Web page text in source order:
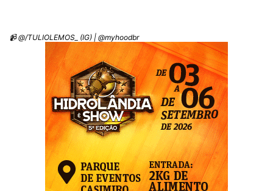
📹 @/TULIOLEMOS_ (IG) | @myhoodbr